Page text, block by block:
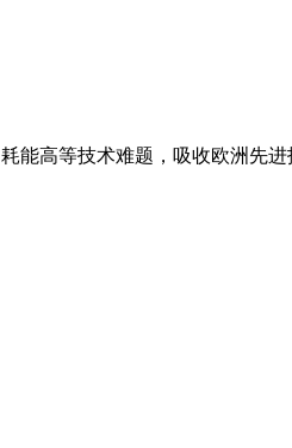
能高等技术难题，吸收欧洲先